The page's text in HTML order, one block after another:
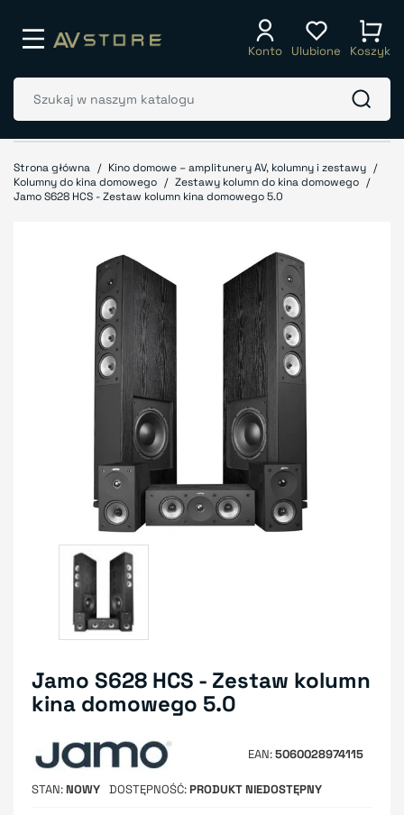
Konto Ulubione Koszyk
Strona główna
Kino domowe – amplitunery AV, kolumny i zestawy
Kolumny do kina domowego
Zestawy kolumn do kina domowego
Jamo S628 HCS - Zestaw kolumn kina domowego 5.0
Jamo S628 HCS - Zestaw kolumn
kina domowego 5.0
EAN 5060028974115
STAN NOWY DOSTĘPNOŚĆ PRODUKT NIEDOSTĘPNY